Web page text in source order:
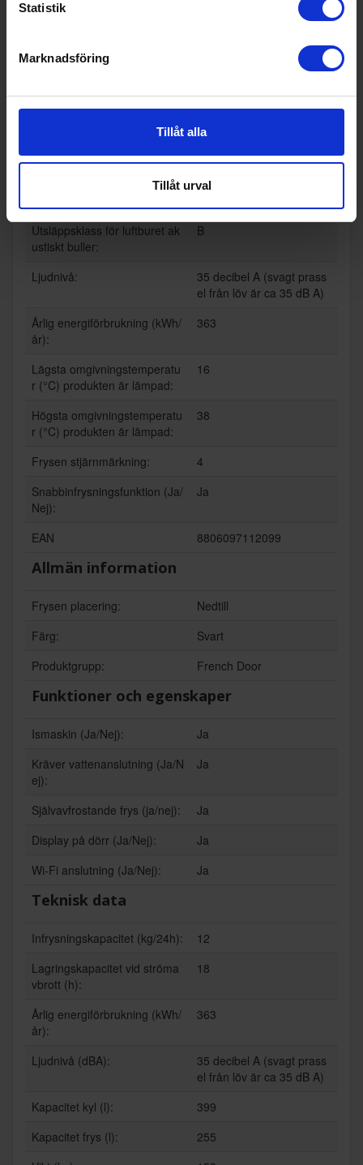
Statistik
Marknadsföring
Tillåt alla
Tillåt urval
Datablad
Modellbeteckning:
RM90F67CECEF
183.3
Utsläppsklass för luftburet ak
ustiskt buller:
B
Ljudnivå:
35 decibel A (svagt prass
el från löv är ca 35 dB A)
Årlig energiförbrukning (kWh/
år):
363
Lägsta omgivningstemperatu
r (°C) produkten är lämpad:
16
Högsta omgivningstemperatu
r (°C) produkten är lämpad:
38
Frysen stjärnmärkning:
4
Snabbinfrysningsfunktion (Ja/
Nej):
Ja
EAN 8806097112099
Allmän information
Frysen placering:
Nedtill
Färg:
Svart
Produktgrupp:
French Door
Funktioner och egenskaper
Ismaskin (Ja/Nej):
Ja
Kräver vattenanslutning (Ja/N
ej):
Ja
Självavfrostande frys (ja/nej):
Ja
Display på dörr (Ja/Nej):
Ja
Wi-Fi anslutning (Ja/Nej):
Ja
Teknisk data
Infrysningskapacitet (kg/24h):
12
Lagringskapacitet vid ströma
vbrott (h):
18
Årlig energiförbrukning (kWh/
år):
363
Ljudnivå (dBA):
35 decibel A (svagt prass
el från löv är ca 35 dB A)
Kapacitet kyl (l):
399
Kapacitet frys (l):
255